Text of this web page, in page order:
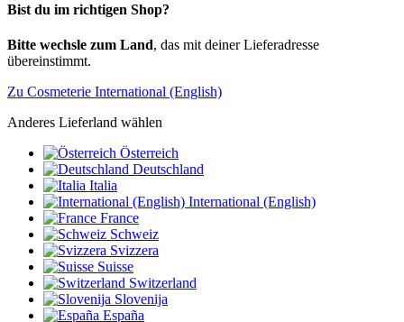
Bist du im richtigen Shop?
Bitte wechsle zum Land, das mit deiner Lieferadresse
übereinstimmt.
Zu Cosmeterie International (English)
Anderes Lieferland wählen
Österreich
Deutschland
Italia
International (English)
France
Schweiz
Svizzera
Suisse
Switzerland
Slovenija
España